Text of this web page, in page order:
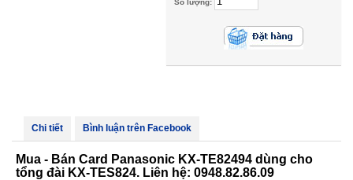
Số lượng:
Chi tiết Bình luận trên Facebook
Mua - Bán Card Panasonic KX-TE82494 dùng cho
tổng đài KX-TES824. Liên hệ: 0948.82.86.09